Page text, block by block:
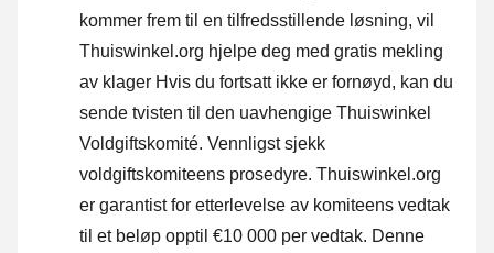
kommer frem til en tilfredsstillende løsning, vil
Thuiswinkel.org hjelpe deg med gratis mekling
av klager Hvis du fortsatt ikke er fornøyd, kan du
sende tvisten til den uavhengige Thuiswinkel
Voldgiftskomité. Vennligst sjekk
voldgiftskomiteens prosedyre. Thuiswinkel.org
er garantist for etterlevelse av komiteens vedtak
til et beløp opptil €10 000 per vedtak. Denne